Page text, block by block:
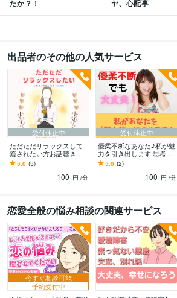
たか？！
ヤ、心配事
出品者のその他の人気サービス
受付休止中
ただただリラックスして
癒されたい方お話聴きま
す 世間話、スッキリ、趣
味、傾聴、人間関係、癒
しの時間が欲しい方
5.0 (5)
100 円 /分
受付休止中
優柔不断なあなた♪私が魅
力を引き出します 思考を
変えて素敵なLifeを♡あな
たの魅力を引き出します
5.0 (2)
100 円 /分
恋愛全般の悩み相談の関連サービス
今すぐ相談可能
予約受付中